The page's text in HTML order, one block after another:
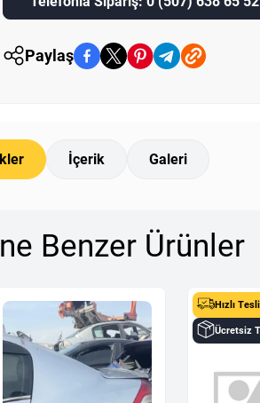
Paylaş
İçerik Galeri
Benzer Ürünler
Hızlı
Ücretsiz